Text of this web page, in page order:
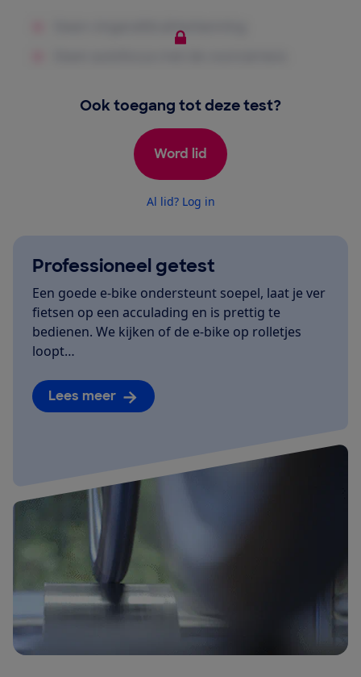
Ook toegang tot deze test?
Word lid
Al lid? Log in
Professioneel getest
Een goede e-bike ondersteunt soepel, laat je ver
fietsen op een acculading en is prettig te
bedienen. We kijken of de e-bike op rolletjes
loopt…
Lees meer